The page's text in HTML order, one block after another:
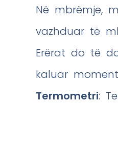
Në mbrëmje,
vazhduar të
Erërat do të
kaluar
Termometri: